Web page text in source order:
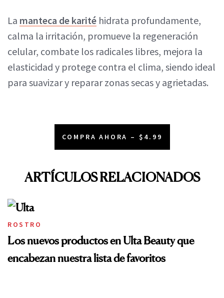
La manteca de karité hidrata profundamente,
calma la irritación, promueve la regeneración
celular, combate los radicales libres, mejora la
elasticidad y protege contra el clima, siendo ideal
para suavizar y reparar zonas secas y agrietadas.
COMPRA AHORA – $4.99
ARTÍCULOS RELACIONADOS
ROSTRO
Los nuevos productos en Ulta Beauty que
encabezan nuestra lista de favoritos